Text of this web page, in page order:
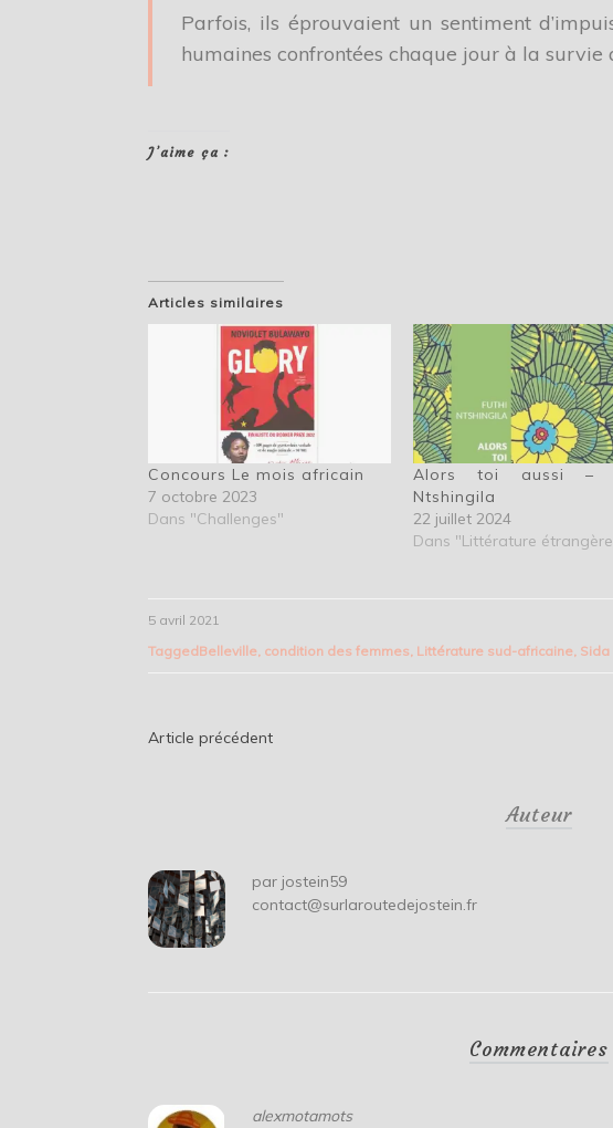
Parfois, ils éprouvaient un sentiment
humaines confrontées chaque jour à la survie
J’aime ça :
Articles similaires
Concours Le mois africain
7 octobre 2023
Dans "Challenges"
Alors toi aussi –
Ntshingila
22 juillet 2024
Dans "Littérature
5 avril 2021
TaggedBelleville, condition des femmes, Littérature sud-africaine, Sida
Navigation
Article précédent
Auteur
par jostein59
contact@surlaroutedejostein.fr
Commentaires
alexmotamots